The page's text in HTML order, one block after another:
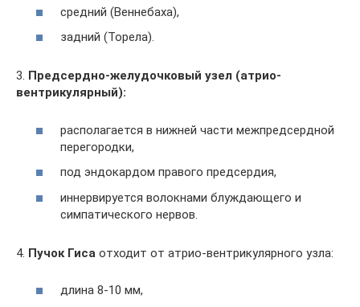
средний (Веннебаха),
задний (Торела).
3. Предсердно-желудочковый узел (атрио-
вентрикулярный):
располагается в нижней части межпредсердной
перегородки,
под эндокардом правого предсердия,
иннервируется волокнами блуждающего и
симпатического нервов.
4. Пучок Гиса отходит от атрио-вентрикулярного узла:
длина 8-10 мм,